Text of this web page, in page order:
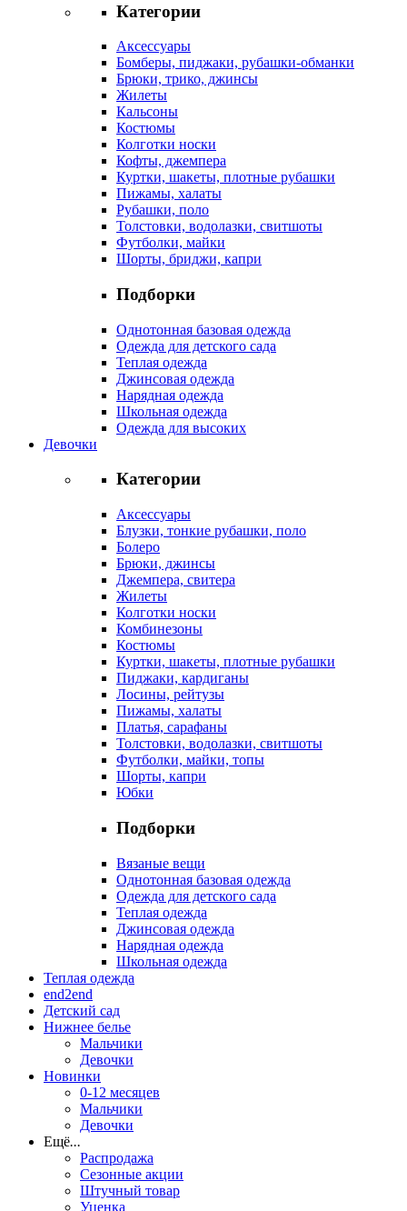
Категории
Аксессуары
Бомберы, пиджаки, рубашки-обманки
Брюки, трико, джинсы
Жилеты
Кальсоны
Костюмы
Колготки носки
Кофты, джемпера
Куртки, шакеты, плотные рубашки
Пижамы, халаты
Рубашки, поло
Толстовки, водолазки, свитшоты
Футболки, майки
Шорты, бриджи, капри
Подборки
Однотонная базовая одежда
Одежда для детского сада
Теплая одежда
Джинсовая одежда
Нарядная одежда
Школьная одежда
Одежда для высоких
Девочки
Категории
Аксессуары
Блузки, тонкие рубашки, поло
Болеро
Брюки, джинсы
Джемпера, свитера
Жилеты
Колготки носки
Комбинезоны
Костюмы
Куртки, шакеты, плотные рубашки
Пиджаки, кардиганы
Лосины, рейтузы
Пижамы, халаты
Платья, сарафаны
Толстовки, водолазки, свитшоты
Футболки, майки, топы
Шорты, капри
Юбки
Подборки
Вязаные вещи
Однотонная базовая одежда
Одежда для детского сада
Теплая одежда
Джинсовая одежда
Нарядная одежда
Школьная одежда
Теплая одежда
end2end
Детский сад
Нижнее белье
Мальчики
Девочки
Новинки
0-12 месяцев
Мальчики
Девочки
Ещё...
Распродажа
Сезонные акции
Штучный товар
Уценка